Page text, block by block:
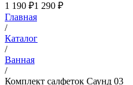
1 190 ₽1 290 ₽
Главная
/
Каталог
/
Ванная
/
Комплект салфеток Саунд 03